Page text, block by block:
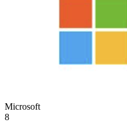
Microsoft
8